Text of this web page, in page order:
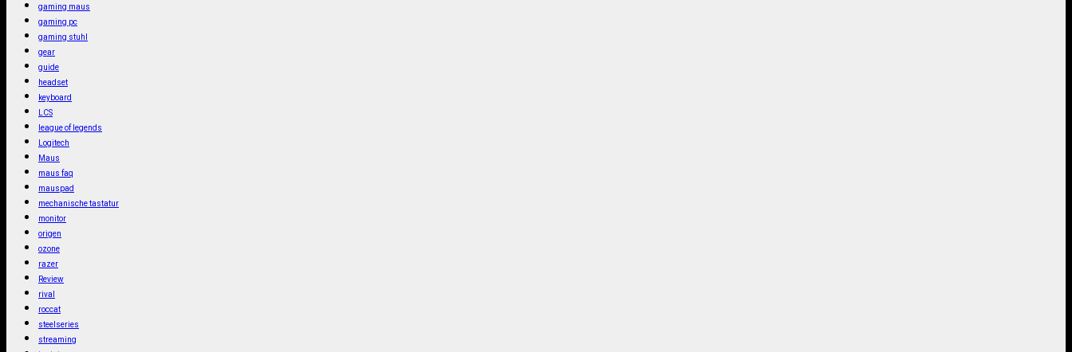
gaming maus
gaming pc
gaming stuhl
gear
guide
headset
keyboard
LCS
league of legends
Logitech
Maus
maus faq
mauspad
mechanische tastatur
monitor
origen
ozone
razer
Review
rival
roccat
steelseries
streaming